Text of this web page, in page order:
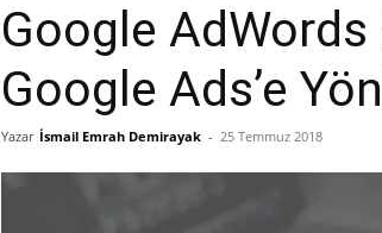
Google
Google Ads’e
Yazar İsmail Emrah Demirayak - 25 Temmuz 2018